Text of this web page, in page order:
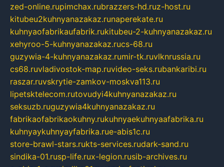
zed-online.rupimchax.rubrazzers-hd.ruz-host.ru
kitubeu2kuhnyanazakaz.runaperekate.ru
kuhnyaofabrikaufabrik.rukitubeu-2-kuhnyanazakaz.ru
xehyroo-5-kuhnyanazakaz.rucs-68.ru
guzywia-4-kuhnyanazakaz.rumir-tk.ruvlknrussia.ru
cs68.ruvladivostok-map.ruvideo-seks.rubankaribi.ru
raszar.ruvskrytie-zamkov-moskva113.ru
lipetsktelecom.rutovudyi4kuhnyanazakaz.ru
seksuzb.ruguzywia4kuhnyanazakaz.ru
fabrikaofabrikaokuhny.rukuhnyaekuhnyaafabrika.ru
kuhnyaykuhnyayfabrika.rue-abis1c.ru
store-brawl-stars.rukts-services.rudark-sand.ru
sindika-01.rusp-life.rux-legion.rusib-archives.ru